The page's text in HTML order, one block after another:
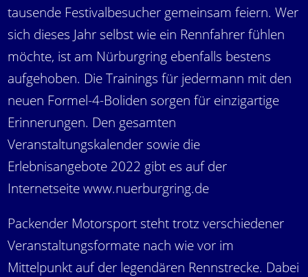
tausende Festivalbesucher gemeinsam feiern. Wer
sich dieses Jahr selbst wie ein Rennfahrer fühlen
möchte, ist am Nürburgring ebenfalls bestens
aufgehoben. Die Trainings für jedermann mit den
neuen Formel-4-Boliden sorgen für einzigartige
Erinnerungen. Den gesamten
Veranstaltungskalender sowie die
Erlebnisangebote 2022 gibt es auf der
Internetseite www.nuerburgring.de
Packender Motorsport steht trotz verschiedener
Veranstaltungsformate nach wie vor im
Mittelpunkt auf der legendären Rennstrecke. Dabei